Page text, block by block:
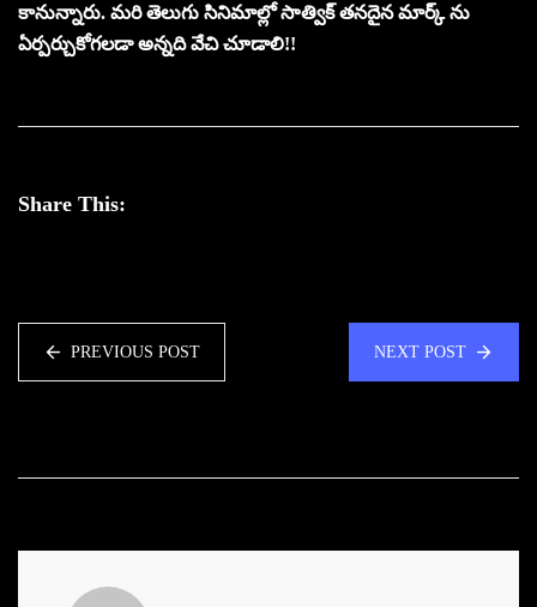
కానున్నారు. మరి తెలుగు సినిమాల్లో సాత్విక్ తనదైన మార్క్ ను
ఏర్పర్చుకోగలడా అన్నది వేచి చూడాలి!!
Share This:
PREVIOUS POST NEXT POST